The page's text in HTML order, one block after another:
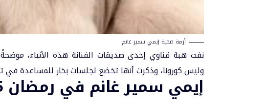
أزمة صحية إيمي سمير غانم
نفت هبة قناوي إحدى صديقات الفنانة هذه الأنباء،
وليس كورونا، وذكرت أنها تخضع لجلسات بخار للمساعدة في
إيمي سمير غانم في رمضان 2025